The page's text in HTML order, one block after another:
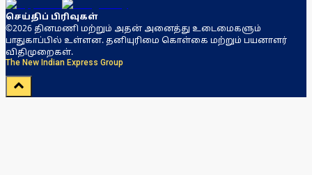
செய்திப் பிரிவுகள்
©2026 தினமணி மற்றும் அதன் அனைத்து உடைமைகளும்
பாதுகாப்பில் உள்ளன. தனியுரிமை கொள்கை மற்றும் பயனாளர்
விதிமுறைகள்.
The New Indian Express Group